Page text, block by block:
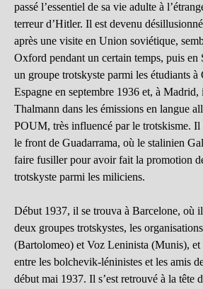
passé l’essentiel de sa vie adulte à
terreur d’Hitler. Il est devenu
après une visite en Union soviétique,
Oxford pendant un certain temps, puis en
un groupe trotskyste parmi les étudiants à
Espagne en septembre 1936 et, à Madrid,
Thalmann dans les émissions en langue
POUM, très influencé par le trotskisme. Il
le front de Guadarrama, où le stalinien
faire fusiller pour avoir fait la promotion
trotskyste parmi les miliciens.
Début 1937, il se trouva à Barcelone, où
deux groupes trotskystes, les
(Bartolomeo) et Voz Leninista (Munis),
entre les bolchevik-léninistes et les amis
début mai 1937. Il s’est retrouvé à la tête